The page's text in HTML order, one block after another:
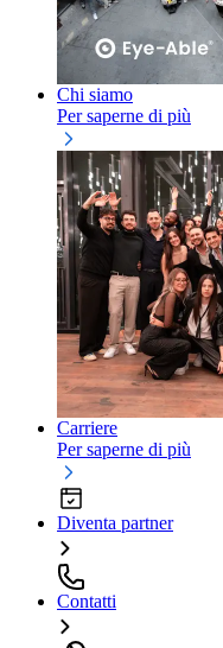
Chi siamo
Per saperne di più
Carriere
Per saperne di più
Diventa partner
Contatti